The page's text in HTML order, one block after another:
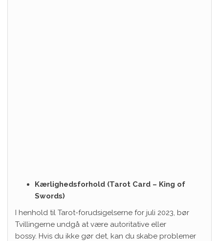
Kærlighedsforhold (Tarot Card – King of
Swords)
I henhold til Tarot-forudsigelserne for juli 2023, bør
Tvillingerne undgå at være autoritative eller
bossy. Hvis du ikke gør det, kan du skabe problemer